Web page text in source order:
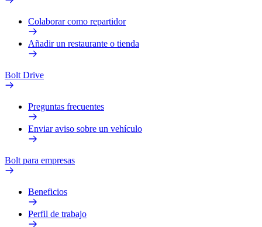
Colaborar como repartidor
Añadir un restaurante o tienda
Bolt Drive
Preguntas frecuentes
Enviar aviso sobre un vehículo
Bolt para empresas
Beneficios
Perfil de trabajo